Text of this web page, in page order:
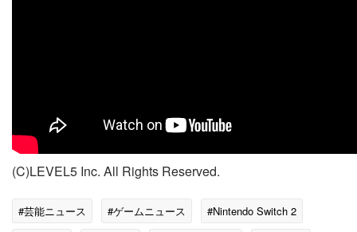
(C)LEVEL5 Inc. All Rights Reserved.
#芸能ニュース #ゲームニュース
#Nintendo Switch 2